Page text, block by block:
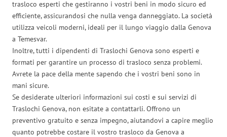
trasloco esperti che gestiranno i vostri beni in modo sicuro ed
efficiente, assicurandosi che nulla venga danneggiato. La società
utilizza veicoli moderni, ideali per il lungo viaggio dalla Genova
a Temesvar.
Inoltre, tutti i dipendenti di Traslochi Genova sono esperti e
formati per garantire un processo di trasloco senza problemi.
Avrete la pace della mente sapendo che i vostri beni sono in
mani sicure.
Se desiderate ulteriori informazioni sui costi e sui servizi di
Traslochi Genova, non esitate a contattarli. Offrono un
preventivo gratuito e senza impegno, aiutandovi a capire meglio
quanto potrebbe costare il vostro trasloco da Genova a